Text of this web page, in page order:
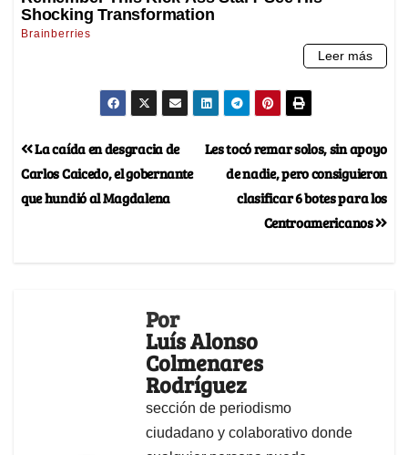
Les tocó remar solos, sin apoyo
de nadie, pero consiguieron
clasificar 6 botes para los
Centroamericanos
La caída en desgracia de
Carlos Caicedo, el gobernante
que hundió al Magdalena
Por
Luís Alonso
Colmenares
Rodríguez
sección de periodismo
ciudadano y colaborativo donde